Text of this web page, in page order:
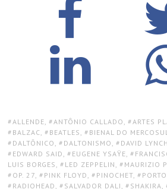
TAGS:
ALLENDE, ANTÔNIO CALLADO , ARTES
BALZAC, BEATLES , BIENAL DO
DALTÔNICO , DALTONISMO , DAVID LYNCH
EDWARD SAID , EUGENE YSAŸE,
LUIS BORGES , LED ZEPPELIN , MAURIZIO
OP. 27, PINK FLOYD , PINOCHET,
RADIOHEAD , SALVADOR DALI , SHAKIRA,